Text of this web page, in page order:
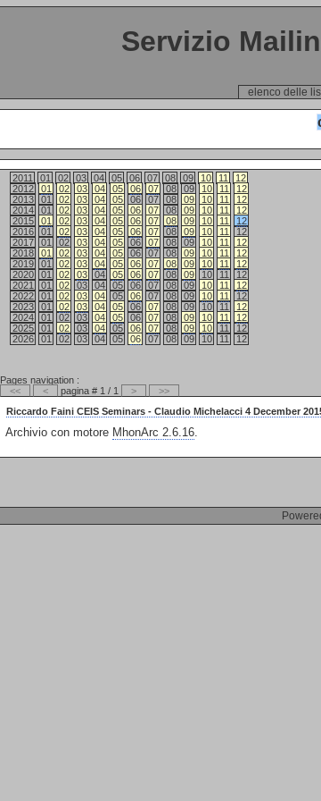
Servizio
elenco delle
2011 01 02 03 04 05 06 07 08 09 10 11
12
2012
01 02 03 04 05 06 07 08 09 10 11
12
2013
01 02 03 04 05 06 07 08 09 10 11
12
2014
01 02 03 04 05 06 07 08 09 10 11
12
2015
01 02 03 04 05 06 07 08 09 10 11
12
2016
01 02 03 04 05 06 07 08 09 10 11
12
2017
01 02 03 04 05 06 07 08 09 10 11
12
2018
01 02 03 04 05 06 07 08 09 10 11
12
2019
01 02 03 04 05 06 07 08 09 10 11
12
2020
01 02 03 04 05 06 07 08 09 10 11
12
2021
01 02 03 04 05 06 07 08 09 10 11
12
2022
01 02 03 04 05 06 07 08 09 10 11
12
2023
01 02 03 04 05 06 07 08 09 10 11
12
2024
01 02 03 04 05 06 07 08 09 10 11
12
2025
01 02 03 04 05 06 07 08 09 10 11
12
2026
01 02 03 04 05 06 07 08 09 10 11
12
Pages navigation :
<< < pagina # 1 / 1 >
>>
Riccardo Faini CEIS Seminars - Claudio Michelacci 4 December
Archivio con motore MhonArc 2.6.16.